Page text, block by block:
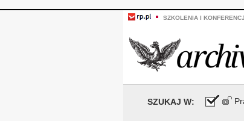
SZKOLENIA I
SZUKAJ W: